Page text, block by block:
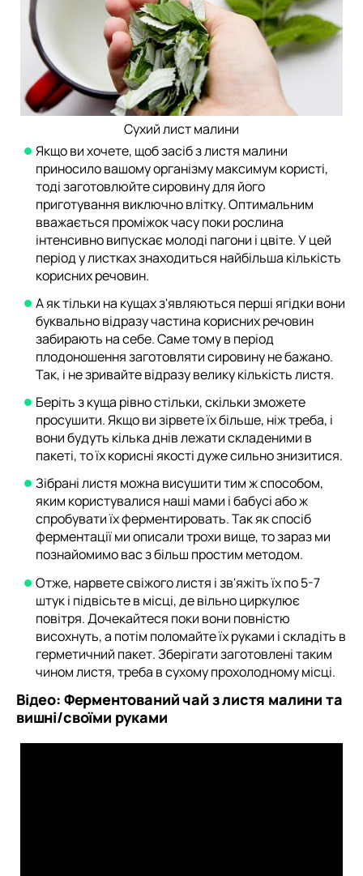
Сухий лист малини
Якщо ви хочете, щоб засіб з листя малини
приносило вашому організму максимум користі,
тоді заготовлюйте сировину для його
приготування виключно влітку. Оптимальним
вважається проміжок часу поки рослина
інтенсивно випускає молоді пагони і цвіте. У цей
період у листках знаходиться найбільша кількість
корисних речовин.
А як тільки на кущах з'являються перші ягідки вони
буквально відразу частина корисних речовин
забирають на себе. Саме тому в період
плодоношення заготовляти сировину не бажано.
Так, і не зривайте відразу велику кількість листя.
Беріть з куща рівно стільки, скільки зможете
просушити. Якщо ви зірвете їх більше, ніж треба, і
вони будуть кілька днів лежати складеними в
пакеті, то їх корисні якості дуже сильно знизитися.
Зібрані листя можна висушити тим ж способом,
яким користувалися наші мами і бабусі або ж
спробувати їх ферментировать. Так як спосіб
ферментації ми описали трохи вище, то зараз ми
познайомимо вас з більш простим методом.
Отже, нарвете свіжого листя і зв'яжіть їх по 5-7
штук і підвісьте в місці, де вільно циркулює
повітря. Дочекайтеся поки вони повністю
висохнуть, а потім поломайте їх руками і складіть в
герметичний пакет. Зберігати заготовлені таким
чином листя, треба в сухому прохолодному місці.
Відео: Ферментований чай з листя малини та
вишні/своїми руками